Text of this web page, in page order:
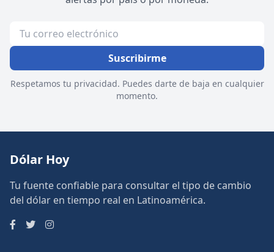
Suscribirme
Respetamos tu privacidad. Puedes darte de baja en cualquier
momento.
Dólar Hoy
Tu fuente confiable para consultar el tipo de cambio
del dólar en tiempo real en Latinoamérica.